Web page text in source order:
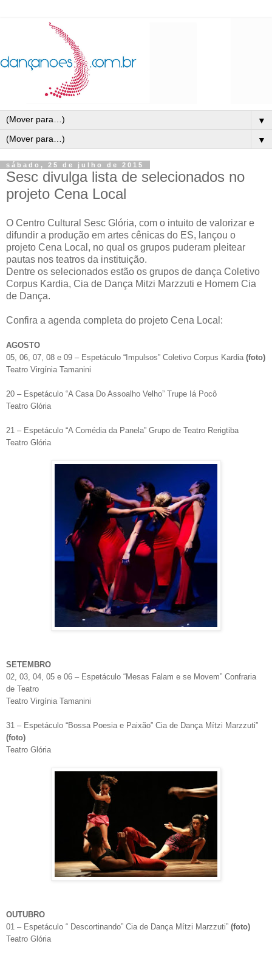
▼
▼
sábado, 25 de julho de 2015
Sesc divulga lista de selecionados no
projeto Cena Local
O Centro Cultural Sesc Glória, com o intuito de valorizar e
difundir a produção em artes cênicas do ES, lançou o
projeto Cena Local, no qual os grupos puderam pleitear
pautas nos teatros da instituição.
Dentre os selecionados estão os grupos de dança Coletivo
Corpus Kardia, Cia de Dança Mitzi Marzzuti e Homem Cia
de Dança.
Confira a agenda completa do projeto Cena Local:
AGOSTO
05, 06, 07, 08 e 09 – Espetáculo “Impulsos” Coletivo Corpus Kardia (foto)
Teatro Virgínia Tamanini
20 – Espetáculo “A Casa Do Assoalho Velho” Trupe Iá Pocô
Teatro Glória
21 – Espetáculo “A Comédia da Panela” Grupo de Teatro Rerigtiba
Teatro Glória
SETEMBRO
02, 03, 04, 05 e 06 – Espetáculo “Mesas Falam e se Movem” Confraria
de Teatro
Teatro Virgínia Tamanini
31 – Espetáculo “Bossa Poesia e Paixão” Cia de Dança Mítzi Marzzuti”
(foto)
Teatro Glória
OUTUBRO
01 – Espetáculo “ Descortinando” Cia de Dança Mítzi Marzzuti” (foto)
Teatro Glória